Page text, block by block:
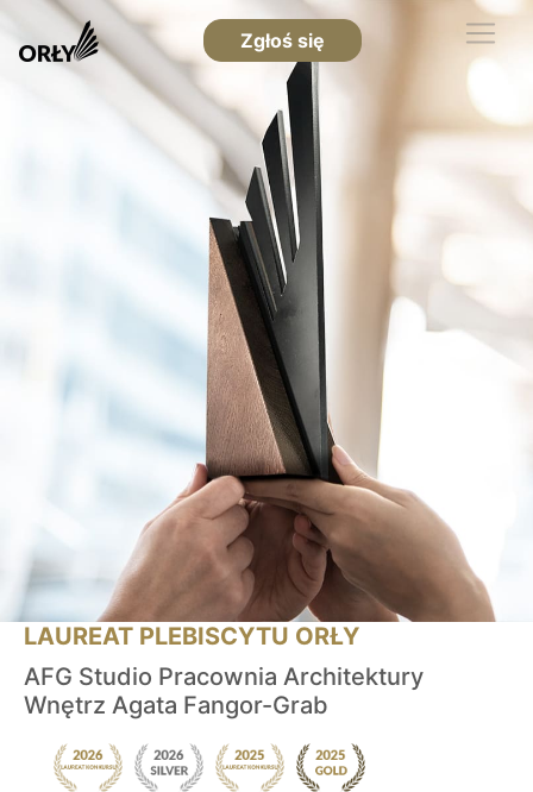
Zgłoś się
LAUREAT PLEBISCYTU ORŁY
AFG Studio Pracownia Architektury
Wnętrz Agata Fangor-Grab